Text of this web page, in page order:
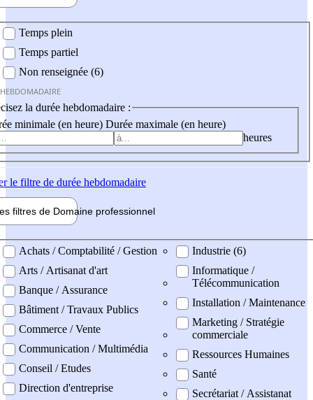
Temps plein
Temps partiel
Non renseignée (6)
la durée hebdomadaire :
minimale (en heure) Durée maximale (en heure)
heures
le filtre de durée hebdomadaire
filtres de Domaine professionnel
professionel
Achats / Comptabilité / Gestion
Arts / Artisanat d'art
Banque / Assurance
Bâtiment / Travaux Publics
Commerce / Vente
Communication / Multimédia
Conseil / Etudes
Direction d'entreprise
Industrie (6)
Informatique /
Télécommunication
Installation / Maintenance
Marketing / Stratégie
commerciale
Ressources Humaines
Santé
Secrétariat / Assistanat